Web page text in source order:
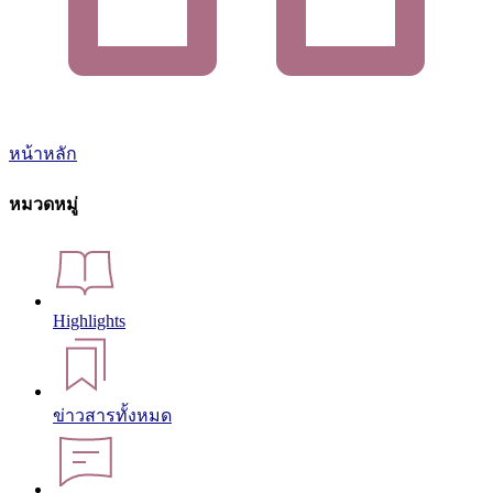
หน้าหลัก
หมวดหมู่
Highlights
ข่าวสารทั้งหมด